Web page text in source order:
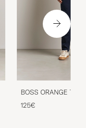
BOSS ORANGE
Cotton Chinos Dark
125€